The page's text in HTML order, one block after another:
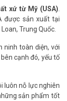
xứ từ Mỹ (USA)
được sản xuất tại
Trung Quốc.
ninh toàn diện, với
cạnh đó, yếu tố
luôn nỗ lực nghiên
sản phẩm tốt